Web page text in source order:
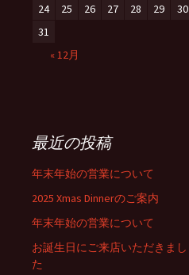
24
25 26 27 28 29
30
31
« 12月
最近の投稿
年末年始の営業について
2025 Xmas Dinnerのご案内
年末年始の営業について
お誕生日にご来店いただきまし
た